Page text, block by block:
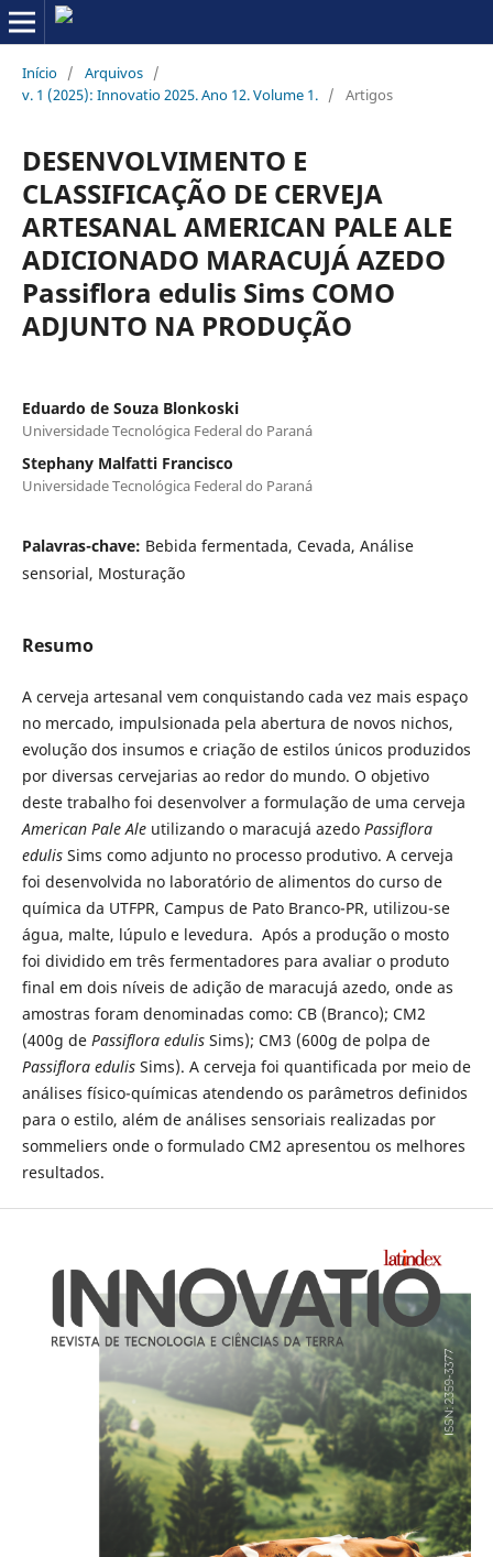
Início / Arquivos /
v. 1 (2025): Innovatio 2025. Ano 12. Volume 1. / Artigos
DESENVOLVIMENTO E
CLASSIFICAÇÃO DE CERVEJA
ARTESANAL AMERICAN PALE ALE
ADICIONADO MARACUJÁ AZEDO
Passiflora edulis Sims COMO
ADJUNTO NA PRODUÇÃO
Eduardo de Souza Blonkoski
Universidade Tecnológica Federal do Paraná
Stephany Malfatti Francisco
Universidade Tecnológica Federal do Paraná
Palavras-chave: Bebida fermentada, Cevada, Análise
sensorial, Mosturação
Resumo
A cerveja artesanal vem conquistando cada vez mais espaço
no mercado, impulsionada pela abertura de novos nichos,
evolução dos insumos e criação de estilos únicos produzidos
por diversas cervejarias ao redor do mundo. O objetivo
deste trabalho foi desenvolver a formulação de uma cerveja
American Pale Aleutilizando o maracujá azedo Passiflora
edulis Sims como adjunto no processo produtivo. A cerveja
foi desenvolvida no laboratório de alimentos do curso de
química da UTFPR, Campus de Pato Branco-PR, utilizou-se
água, malte, lúpulo e levedura. Após a produção o mosto
foi dividido em três fermentadores para avaliar o produto
final em dois níveis de adição de maracujá azedo, onde as
amostras foram denominadas como: CB (Branco); CM2
(400g de Passiflora edulis Sims); CM3 (600g de polpa de
Passiflora edulis Sims). A cerveja foi quantificada por meio de
análises físico-químicas atendendo os parâmetros definidos
para o estilo, além de análises sensoriais realizadas por
sommeliers onde o formulado CM2 apresentou os melhores
resultados.